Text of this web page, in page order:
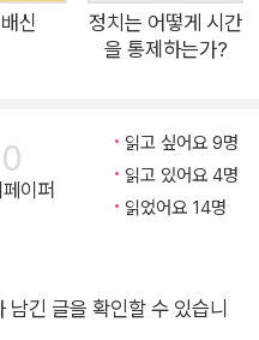
행이 시도되었다. 대부분의
고 노동으로 소진된 심신을
동적인 정치적 시민으로 거듭
제되는 현실이 민주주의의 기
든 불평등 가운데 가장 최
간 불평등의 현실을 포착하
치하는 자본주의 체제를 꿰
신
정치는 어떻게 시간
을 통제하는가?
0
이퍼
읽고 싶어요 9명
읽고 있어요 4명
읽었어요 14명
긴 글을 확인할 수 있습니